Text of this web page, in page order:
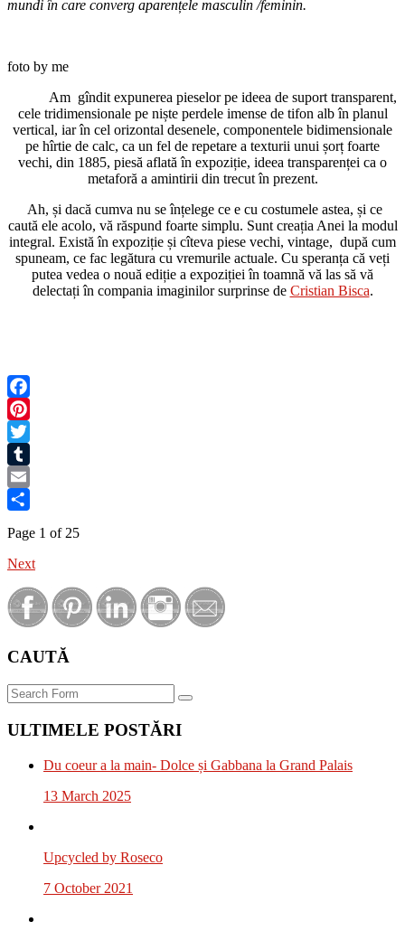
mundi în care converg aparențele masculin /feminin.
foto by me
Am gîndit expunerea pieselor pe ideea de suport transparent,
cele tridimensionale pe niște perdele imense de tifon alb în planul
vertical, iar în cel orizontal desenele, componentele bidimensionale
pe hîrtie de calc, ca un fel de repetare a texturii unui șorț foarte
vechi, din 1885, piesă aflată în expoziție, ideea transparenței ca o
metaforă a amintirii din trecut în prezent.
Ah, și dacă cumva nu se înțelege ce e cu costumele astea, și ce
caută ele acolo, vă răspund foarte simplu. Sunt creația Anei la modul
integral. Există în expoziție și cîteva piese vechi, vintage, după cum
spuneam, ce fac legătura cu vremurile actuale. Cu speranța că veți
putea vedea o nouă ediție a expoziției în toamnă vă las să vă
delectați în compania imaginilor surprinse de Cristian Bisca.
Facebook
Pinterest
Twitter
Tumblr
Email
Page 1 of 25
Next
CAUTĂ
Search
ULTIMELE POSTĂRI
Du coeur a la main- Dolce și Gabbana la Grand Palais
13 March 2025
Upcycled by Roseco
7 October 2021